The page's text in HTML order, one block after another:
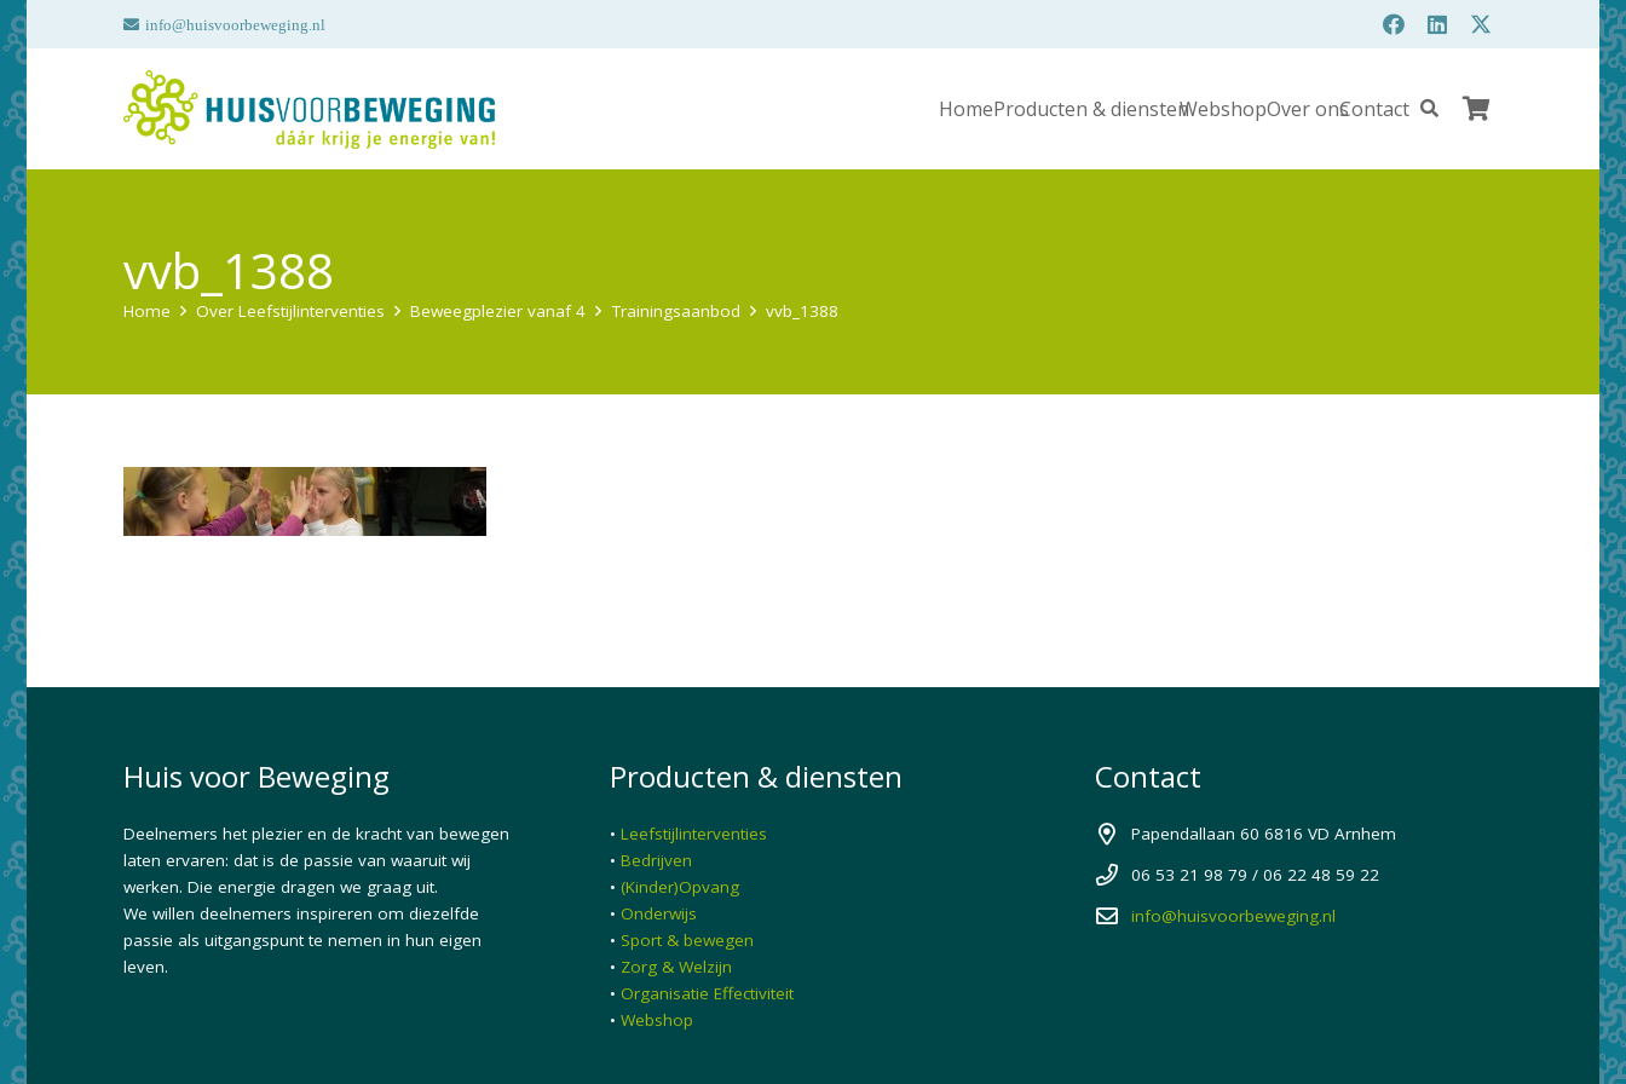
info@huisvoorbeweging.nl
HomeProducten & dienstenWebshopOver onsContact
vvb_1388
Home Over Leefstijlinterventies Beweegplezier vanaf 4 Trainingsaanbod vvb_1388
Huis voor Beweging
Deelnemers het plezier en de kracht van bewegen
laten ervaren: dat is de passie van waaruit wij
werken. Die energie dragen we graag uit.
We willen deelnemers inspireren om diezelfde
passie als uitgangspunt te nemen in hun eigen
leven.
Producten & diensten
• Leefstijlinterventies
• Bedrijven
• (Kinder)Opvang
• Onderwijs
• Sport & bewegen
• Zorg & Welzijn
• Organisatie Effectiviteit
• Webshop
Contact
Papendallaan 60 6816 VD Arnhem
06 53 21 98 79 / 06 22 48 59 22
info@huisvoorbeweging.nl